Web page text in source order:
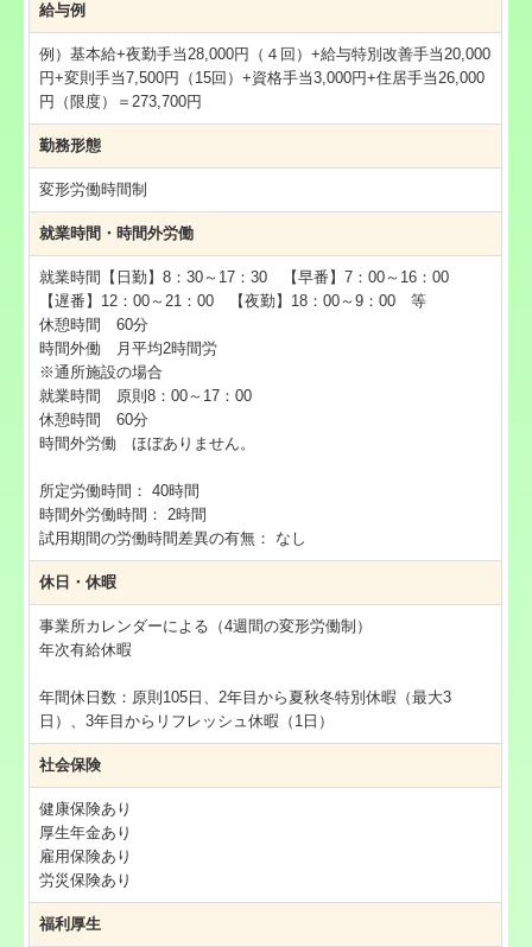
給与例
例）基本給+夜勤手当28,000円（４回）+給与特別改善手当20,000
円+変則手当7,500円（15回）+資格手当3,000円+住居手当26,000
円（限度）＝273,700円
勤務形態
変形労働時間制
就業時間・時間外労働
就業時間【日勤】8：30～17：30 【早番】7：00～16：00
【遅番】12：00～21：00 【夜勤】18：00～9：00 等
休憩時間 60分
時間外働 月平均2時間労
※通所施設の場合
就業時間 原則8：00～17：00
休憩時間 60分
時間外労働 ほぼありません。
所定労働時間：40時間
時間外労働時間：2時間
試用期間の労働時間差異の有無： なし
休日・休暇
事業所カレンダーによる（4週間の変形労働制）
年次有給休暇
年間休日数：原則105日、2年目から夏秋冬特別休暇（最大3
日）、3年目からリフレッシュ休暇（1日）
社会保険
健康保険あり
厚生年金あり
雇用保険あり
労災保険あり
福利厚生